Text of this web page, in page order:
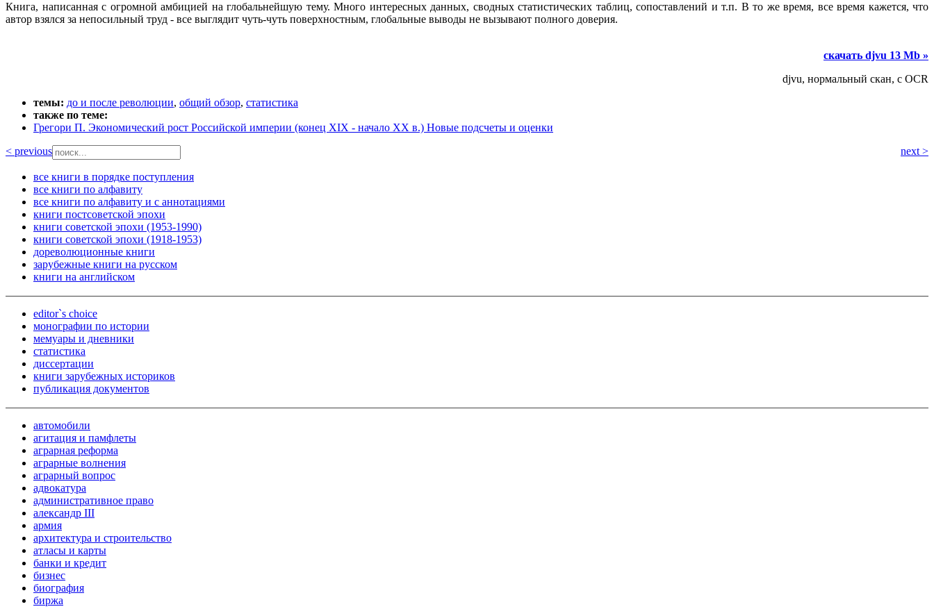
Книга, написанная с огромной амбицией на глобальнейшую тему. Много интересных данных, сводных статистических таблиц, сопоставлений и т.п. В то же время, все время кажется, что
автор взялся за непосильный труд - все выглядит чуть-чуть поверхностным, глобальные выводы не вызывают полного доверия.
скачать djvu 13 Mb »
djvu, нормальный скан, с OCR
темы: до и после революции, общий обзор, статистика
также по теме:
Грегори П. Экономический рост Российской империи (конец XIX - начало XX в.) Новые подсчеты и оценки
< previous
next >
все книги в порядке поступления
все книги по алфавиту
все книги по алфавиту и с аннотациями
книги постсоветской эпохи
книги советской эпохи (1953-1990)
книги советской эпохи (1918-1953)
дореволюционные книги
зарубежные книги на русском
книги на английском
editor`s choice
монографии по истории
мемуары и дневники
статистика
диссертации
книги зарубежных историков
публикация документов
автомобили
агитация и памфлеты
аграрная реформа
аграрные волнения
аграрный вопрос
адвокатура
административное право
александр III
армия
архитектура и строительство
атласы и карты
банки и кредит
бизнес
биография
биржа